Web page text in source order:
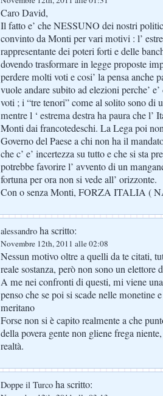
Caro David,
Il fatto e’ che NESSUNO dei nostri
convinto da Monti per vari motivi : l’
rappresentante dei poteri forti e delle
dovendo trasformare in legge proposte
perdere molti voti e cosi’ la pensa anche
vuole andare subito ad elezioni perche’
voti ; i “tre tenori” come al solito sono di
mentre l ‘ estrema destra ha paura che l’
Monti dai francotedeschi. La Lega poi
Governo del Paese a chi non ha il
che c’ e’ incertezza su tutto e che si sta
potrebbe favorire l’ avvento di un
fortuna per ora non si vede all’ orizzonte.
Con o senza Monti, FORZA ITALIA (
alessandro ha scritto:
Novembre 12th, 2011 alle 02:08
Nessun motivo oltre a quelli da te citati,
reale sostanza, però non sono un elettore
A me nei confronti di questi, mi viene
penso che se poi si scade nelle monetine
meritano
Forse non si è capito realmente a che
della povera gente non gliene frega
realtà.
Doppe il Turco ha scritto: